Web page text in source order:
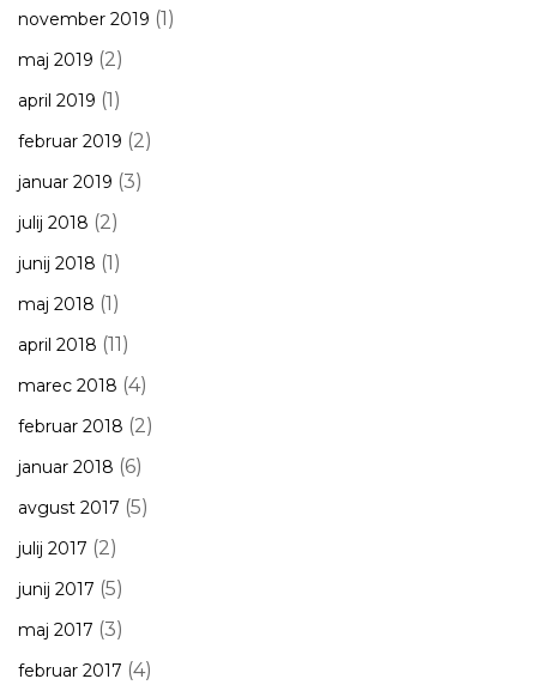
november 2019 (1)
maj 2019 (2)
april 2019 (1)
februar 2019 (2)
januar 2019 (3)
julij 2018 (2)
junij 2018 (1)
maj 2018 (1)
april 2018 (11)
marec 2018 (4)
februar 2018 (2)
januar 2018 (6)
avgust 2017 (5)
julij 2017 (2)
junij 2017 (5)
maj 2017 (3)
februar 2017 (4)